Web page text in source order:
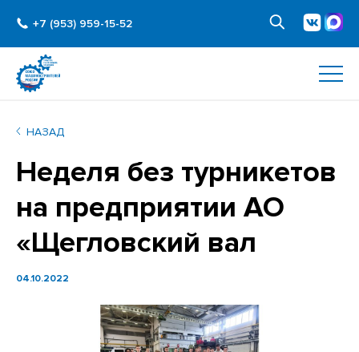
+7 (953) 959-15-52
НАЗАД
Неделя без турникетов
на предприятии АО
«Щегловский вал
04.10.2022